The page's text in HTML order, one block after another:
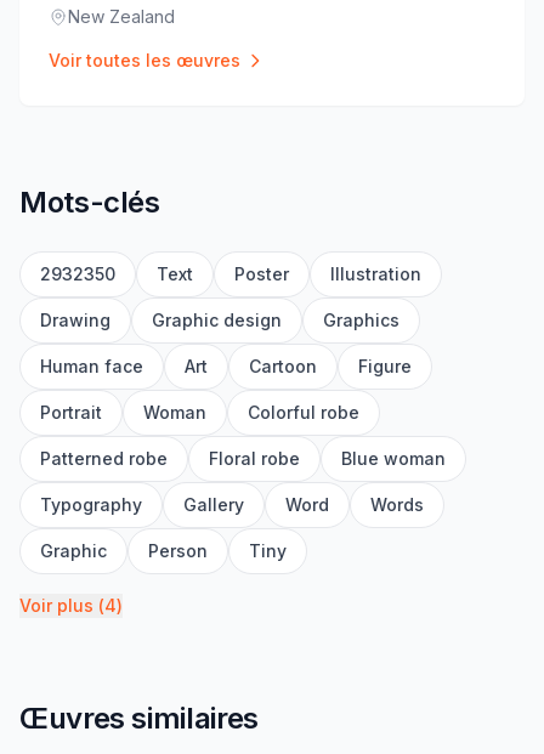
Lieu:
New Zealand
Voir toutes les œuvres
Mots-clés
2932350 Text Poster Illustration
Drawing Graphic design Graphics
Human face Art Cartoon Figure
Portrait Woman Colorful robe
Patterned robe Floral robe Blue woman
Typography Gallery Word Words
Graphic Person Tiny
Voir plus (4)
Œuvres similaires